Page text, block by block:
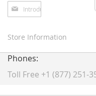
Inscríbase
a
boletín
noticias:
Store Information
Phones:
Toll Free +1 (877) 251-